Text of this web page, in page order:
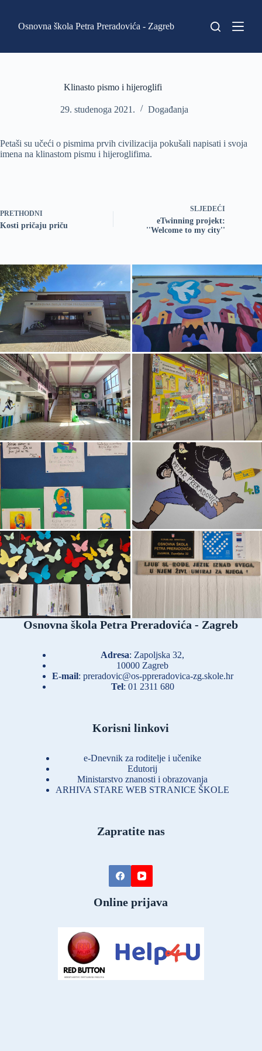
k
d
r
ž
Osnovna škola Petra Preradovića - Zagreb
Klinasto pismo i hijeroglifi
29. studenoga 2021. Događanja
Petaši su učeći o pismima prvih civilizacija pokušali napisati i svoja
imena na klinastom pismu i hijeroglifima.
PRETHODNI
Kosti pričaju priču
SLJEDEĆI
eTwinning projekt:
''Welcome to my city''
Osnovna škola Petra Preradovića - Zagreb
Adresa: Zapoljska 32,
10000 Zagreb
E-mail: preradovic@os-ppreradovica-zg.skole.hr
Tel: 01 2311 680
Korisni linkovi
e-Dnevnik za roditelje i učenike
Edutorij
Ministarstvo znanosti i obrazovanja
ARHIVA STARE WEB STRANICE ŠKOLE
Zapratite nas
Online prijava